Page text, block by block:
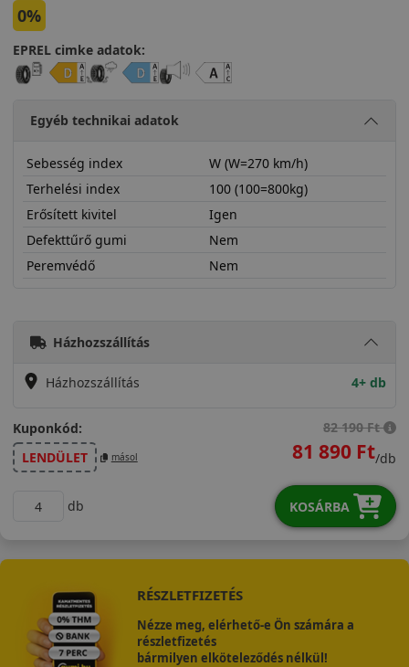
0%
EPREL cimke adatok:
Egyéb technikai adatok
Sebesség index
W (W=270 km/h)
Terhelési index
100 (100=800kg)
Erősített kivitel
Igen
Defekttűrő gumi
Nem
Peremvédő
Nem
Házhozszállítás
Házhozszállítás 4+ db
Kuponkód:
LENDÜLET
másol
82 190 Ft
81 890 Ft/db
db KOSÁRBA
RÉSZLETFIZETÉS
Nézze meg, elérhető-e Ön számára a
részletfizetés
bármilyen elköteleződés nélkül!